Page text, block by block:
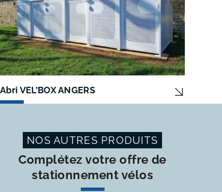
Abri VEL’BOX ANGERS
NOS AUTRES PRODUITS
Complétez votre offre de
stationnement vélos